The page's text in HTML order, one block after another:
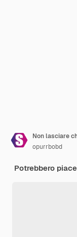
opurrbobd
Potrebbero